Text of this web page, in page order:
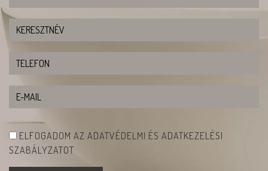
ELFOGADOM AZ ADATVÉDELMI ÉS ADATKEZELÉSI
SZABÁLYZATOT